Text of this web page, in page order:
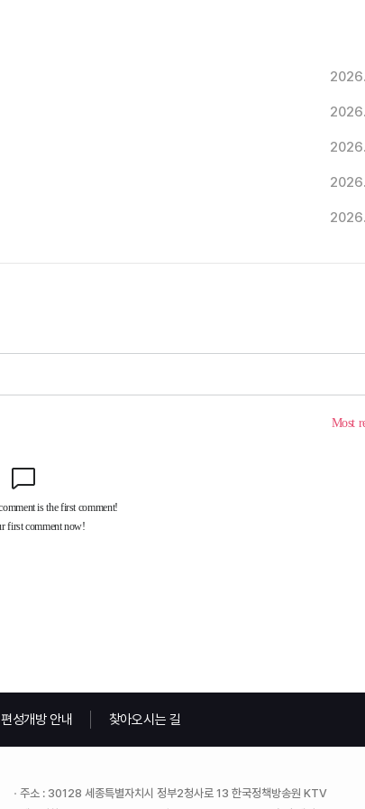
편성개방 안내 찾아오시는 길
주소 : 30128 세종특별자치시 정부2청사로 13 한국정책방송원 KTV